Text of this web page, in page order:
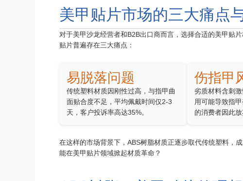
美甲贴片市场的三大痛点
对于美甲沙龙经营者和B2B出口商而言，选择合适的美甲贴
贴片普遍存在三大痛点：
易脱落问题
传统塑料材质因刚性过高，与指甲曲
面贴合度不足，平均佩戴时间仅2-3
天，客户投诉率高达35%。
伤指甲
劣质材料含刺
用可能导致指
的消费者因此放
在这样的市场背景下，ABS树脂材质正逐步取代传统塑料，
能在美甲贴片领域掀起材质革命？